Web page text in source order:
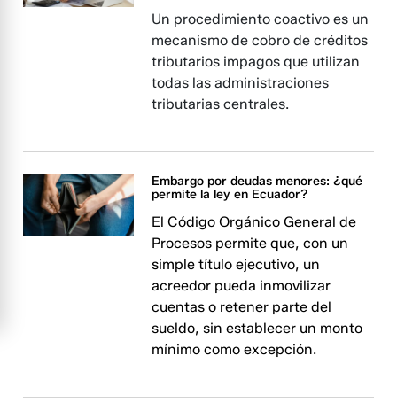
Un procedimiento coactivo es un
mecanismo de cobro de créditos
tributarios impagos que utilizan
todas las administraciones
tributarias centrales.
Embargo por deudas menores: ¿qué
permite la ley en Ecuador?
El Código Orgánico General de
Procesos permite que, con un
simple título ejecutivo, un
acreedor pueda inmovilizar
cuentas o retener parte del
sueldo, sin establecer un monto
mínimo como excepción.